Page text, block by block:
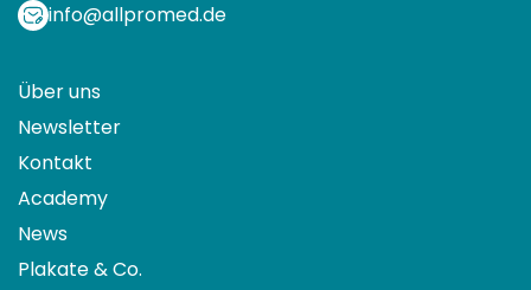
info@allpromed.de
Über uns
Newsletter
Kontakt
Academy
News
Plakate & Co.